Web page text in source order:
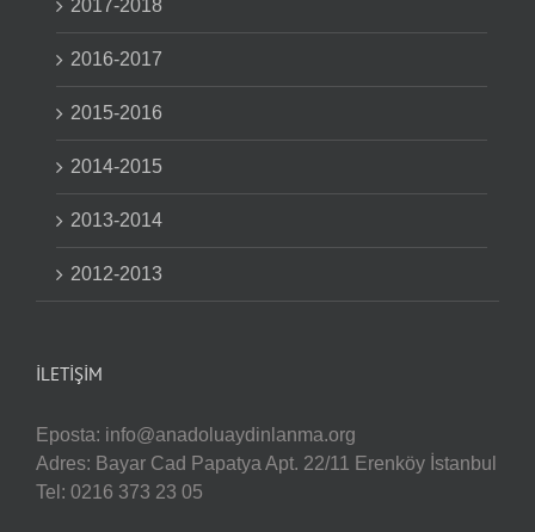
2017-2018
2016-2017
2015-2016
2014-2015
2013-2014
2012-2013
İLETIŞIM
Eposta: info@anadoluaydinlanma.org
Adres: Bayar Cad Papatya Apt. 22/11 Erenköy İstanbul
Tel: 0216 373 23 05